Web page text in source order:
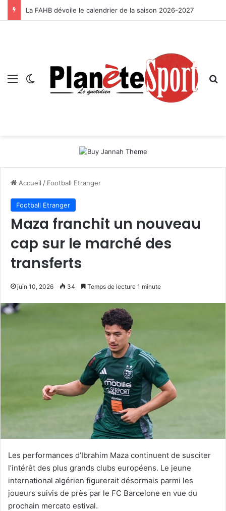
La FAHB dévoile le calendrier de la saison 2026-2027
Menu Switch skin
Accueil / Football Etranger
Football Etranger
Maza franchit un nouveau
cap sur le marché des
transferts
juin 10, 2026 34 Temps de lecture 1 minute
Les performances d’Ibrahim Maza continuent de susciter
l’intérêt des plus grands clubs européens. Le jeune
international algérien figurerait désormais parmi les
joueurs suivis de près par le FC Barcelone en vue du
prochain mercato estival.